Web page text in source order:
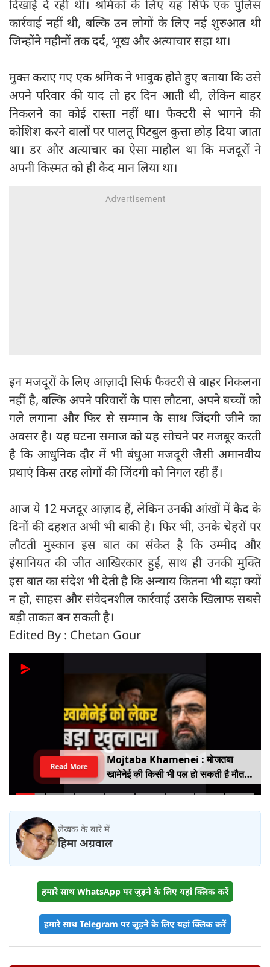
दिखाई दे रही थी। श्रमिकों के लिए यह सिर्फ एक पुलिस
कार्रवाई नहीं थी, बल्कि उन लोगों के लिए नई शुरुआत थी
जिन्होंने महीनों तक दर्द, भूख और अत्याचार सहा था।
मुक्त कराए गए एक श्रमिक ने भावुक होते हुए बताया कि उसे
अपने परिवार की याद तो हर दिन आती थी, लेकिन बाहर
निकलने का कोई रास्ता नहीं था। फैक्‍टरी से भागने की
कोशिश करने वालों पर पालतू पिटबुल कुत्ता छोड़ दिया जाता
था। डर और अत्याचार का ऐसा माहौल था कि मजदूरों ने
अपनी किस्मत को ही कैद मान लिया था।
इन मजदूरों के लिए आज़ादी सिर्फ फैक्‍टरी से बाहर निकलना
नहीं है, बल्कि अपने परिवारों के पास लौटना, अपने बच्चों को
गले लगाना और फिर से सम्मान के साथ जिंदगी जीने का
अवसर है। यह घटना समाज को यह सोचने पर मजबूर करती
है कि आधुनिक दौर में भी बंधुआ मजदूरी जैसी अमानवीय
प्रथाएं किस तरह लोगों की जिंदगी को निगल रही हैं।
आज ये 12 मजदूर आज़ाद हैं, लेकिन उनकी आंखों में कैद के
दिनों की दहशत अभी भी बाकी है। फिर भी, उनके चेहरों पर
लौटती मुस्कान इस बात का संकेत है कि उम्मीद और
इंसानियत की जीत आखिरकार हुई, साथ ही उनकी मुक्ति
इस बात का संदेश भी देती है कि अन्याय कितना भी बड़ा क्यों
न हो, साहस और संवेदनशील कार्रवाई उसके खिलाफ सबसे
बड़ी ताकत बन सकती है।
Edited By : Chetan Gour
Mojtaba Khamenei : मोजतबा
खामेनेई की किसी भी पल हो सकती है मौत,
इजराइली मीडिया के दावे के बीच सामने आया
Read More
लेखक के बारे में
हिमा अग्रवाल
हमारे साथ WhatsApp पर जुड़ने के लिए यहां क्लिक करें
हमारे साथ Telegram पर जुड़ने के लिए यहां क्लिक करें